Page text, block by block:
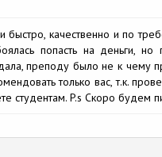
качественно и по
попасть на деньги, но
преподу было не к чему
только вас, т.к.
студентам. P.s Скоро будем